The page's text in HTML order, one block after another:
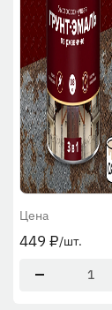
Цена
449 ₽/шт.